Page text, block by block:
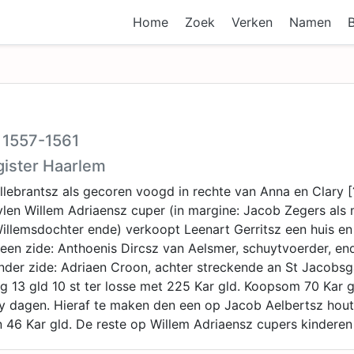
Home Zoek Verken Namen
1561
Haarlem
als gecoren voogd in rechte van Anna en Clary
Willem Adriaensz cuper (in margine: Jacob Zegers als
ende) verkoopt Leenart Gerritsz een huis
zide: Anthoenis Dircsz van Aelsmer, schuytvoerder,
zide: Adriaen Croon, achter streckende an St
13 gld 10 st ter losse met 225 Kar gld. Koopsom 70 Kar
dagen. Hieraf te maken den een op Jacob Aelbertsz
46 Kar gld. De reste op Willem Adriaensz cupers kinderen